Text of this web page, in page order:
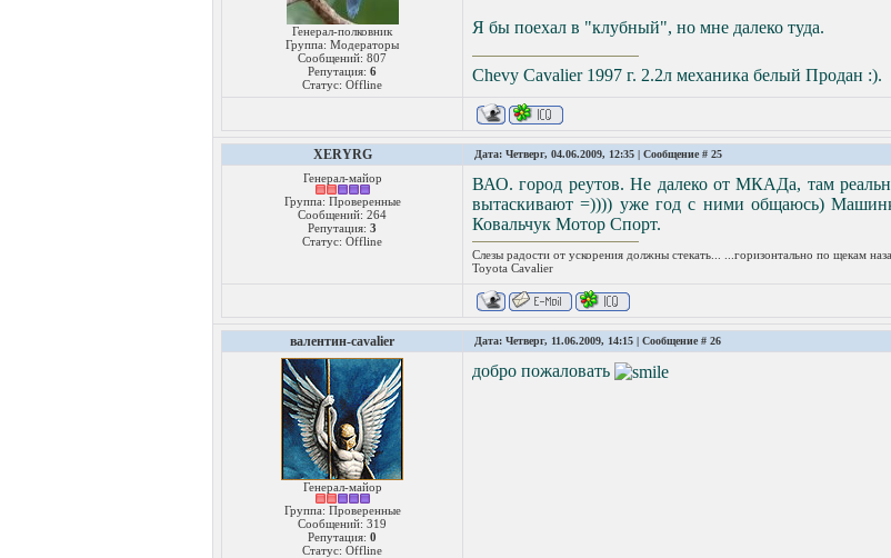
Генерал-полковник
Группа: Модераторы
Сообщений: 807
Репутация: 6
Статус: Offline
Я бы поехал в "клубный", но мне далеко туда.
Chevy Cavalier 1997 г. 2.2л механика белый Продан :).
XERYRG Дата: Четверг, 04.06.2009, 12:35 | Сообщение # 25
Генерал-майор
Группа: Проверенные
Сообщений: 264
Репутация: 3
Статус: Offline
ВАО. город реутов. Не далеко от МКАДа, там
вытаскивают =)))) уже год с ними общаюсь)
Ковальчук Мотор Спорт.
Слезы радости от ускорения должны стекать... ...горизонтально по щекам
Toyota Сavalier
валентин-cavalier Дата: Четверг, 11.06.2009, 14:15 | Сообщение # 26
Генерал-майор
Группа: Проверенные
Сообщений: 319
Репутация: 0
Статус: Offline
добро пожаловать